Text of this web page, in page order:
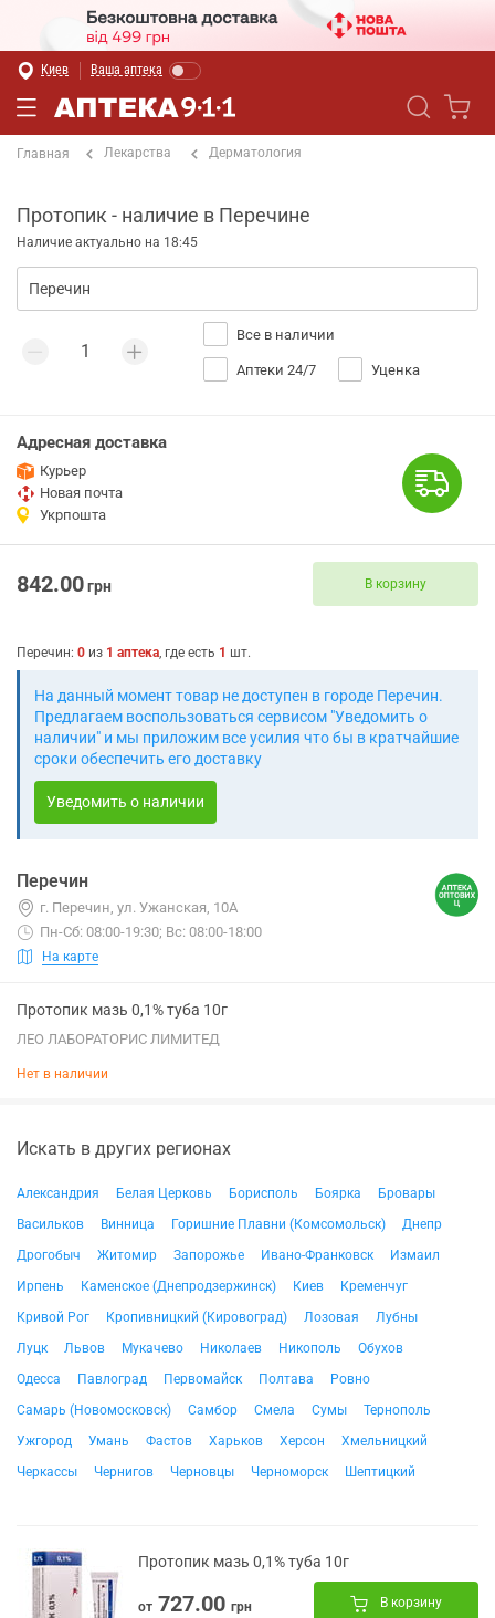
Киев Ваша аптека
Главная Лекарства Дерматология
Протопик - наличие в Перечине
Наличие актуально на 18:45
Все в наличии
Аптеки 24/7 Уценка
Адресная доставка
Курьер
Новая почта
Укрпошта
842.00грн В корзину
Перечин: 0 из 1 аптека, где есть 1 шт.
На данный момент товар не доступен в городе Перечин.
Предлагаем воспользоваться сервисом "Уведомить о
наличии" и мы приложим все усилия что бы в кратчайшие
сроки обеспечить его доставку
Уведомить о наличии
Перечин
г. Перечин, ул. Ужанская, 10А
Пн-Сб: 08:00-19:30; Вс: 08:00-18:00
На карте
Протопик мазь 0,1% туба 10г
ЛЕО ЛАБОРАТОРИС ЛИМИТЕД
Нет в наличии
Искать в других регионах
Александрия Белая Церковь Борисполь Боярка
Бровары
Васильков
Винница Горишние Плавни (Комсомольск)
Днепр
Дрогобыч
Житомир Запорожье Ивано-Франковск
Измаил
Ирпень
Каменское (Днепродзержинск) Киев
Кременчуг
Кривой Рог
Кропивницкий (Кировоград) Лозовая
Лубны
Луцк
Львов Мукачево Николаев Никополь
Обухов
Одесса
Павлоград Первомайск Полтава
Ровно
Самарь (Новомосковск)
Самбор Смела Сумы
Тернополь
Ужгород
Умань Фастов Харьков Херсон
Хмельницкий
Черкассы
Чернигов Черновцы Черноморск Шептицкий
Протопик мазь 0,1% туба 10г
от 727.00 грн В корзину